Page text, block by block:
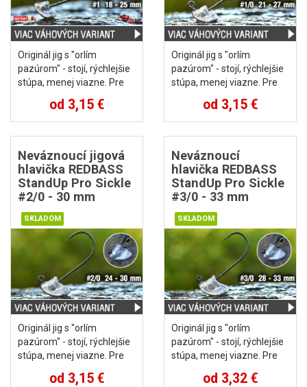
Originál jig s "orlím
pazúrom" - stojí, rýchlejšie
stúpa, menej viazne. Pre
od 3,15 €
Originál jig s "orlím
pazúrom" - stojí, rýchlejšie
stúpa, menej viazne. Pre
od 3,15 €
Neváznoucí jigová
hlavička REDBASS
StandUp Pro Sickle
#2/0 - 30 mm
Originál jig s "orlím
pazúrom" - stojí, rýchlejšie
stúpa, menej viazne. Pre
od 3,15 €
Neváznoucí
hlavička REDBASS
StandUp Pro Sickle
#3/0 - 33 mm
Originál jig s "orlím
pazúrom" - stojí, rýchlejšie
stúpa, menej viazne. Pre
od 3,32 €